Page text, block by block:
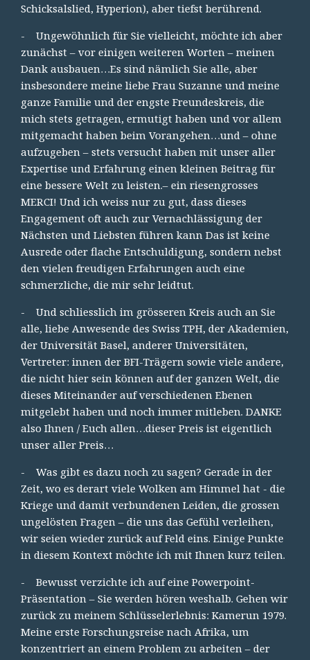
Schicksalslied, Hyperion), aber tiefst berührend.
- Ungewöhnlich für Sie vielleicht, möchte ich aber
zunächst – vor einigen weiteren Worten – meinen
Dank ausbauen…Es sind nämlich Sie alle, aber
insbesondere meine liebe Frau Suzanne und meine
ganze Familie und der engste Freundeskreis, die
mich stets getragen, ermutigt haben und vor allem
mitgemacht haben beim Vorangehen…und – ohne
aufzugeben – stets versucht haben mit unser aller
Expertise und Erfahrung einen kleinen Beitrag für
eine bessere Welt zu leisten.– ein riesengrosses
MERCI! Und ich weiss nur zu gut, dass dieses
Engagement oft auch zur Vernachlässigung der
Nächsten und Liebsten führen kann Das ist keine
Ausrede oder flache Entschuldigung, sondern nebst
den vielen freudigen Erfahrungen auch eine
schmerzliche, die mir sehr leidtut.
- Und schliesslich im grösseren Kreis auch an Sie
alle, liebe Anwesende des Swiss TPH, der Akademien,
der Universität Basel, anderer Universitäten,
Vertreter: innen der BFI-Trägern sowie viele andere,
die nicht hier sein können auf der ganzen Welt, die
dieses Miteinander auf verschiedenen Ebenen
mitgelebt haben und noch immer mitleben. DANKE
also Ihnen / Euch allen…dieser Preis ist eigentlich
unser aller Preis…
- Was gibt es dazu noch zu sagen? Gerade in der
Zeit, wo es derart viele Wolken am Himmel hat - die
Kriege und damit verbundenen Leiden, die grossen
ungelösten Fragen – die uns das Gefühl verleihen,
wir seien wieder zurück auf Feld eins. Einige Punkte
in diesem Kontext möchte ich mit Ihnen kurz teilen.
- Bewusst verzichte ich auf eine Powerpoint-
Präsentation – Sie werden hören weshalb. Gehen wir
zurück zu meinem Schlüsselerlebnis: Kamerun 1979.
Meine erste Forschungsreise nach Afrika, um
konzentriert an einem Problem zu arbeiten – der